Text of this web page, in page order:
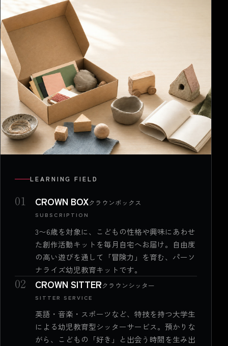
LEARNING FIELD
01 CROWN BOXクラウンボックス
SUBSCRIPTION
3〜6歳を対象に、こどもの性格や興味にあわせ
た創作活動キットを毎月自宅へお届け。自由度
の高い遊びを通して「冒険力」を育む、パーソ
ナライズ幼児教育キットです。
02 CROWN SITTERクラウンシッター
SITTER SERVICE
英語・音楽・スポーツなど、特技を持つ大学生
による幼児教育型シッターサービス。預かりな
がら、こどもの「好き」と出会う時間を生み出